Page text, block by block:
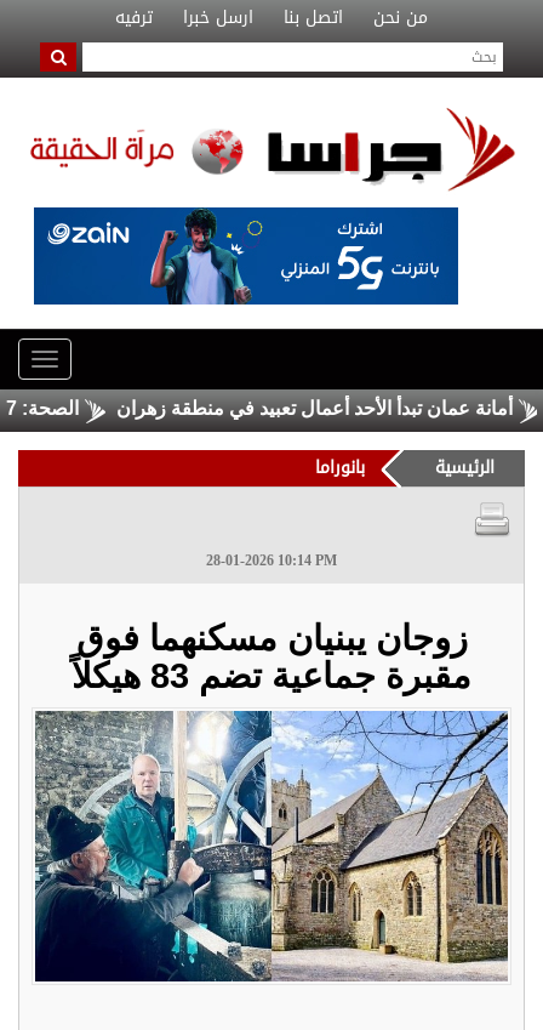
من نحن اتصل بنا ارسل خبرا ترفيه
عمان تبدأ الأحد أعمال تعبيد في منطقة زهران الصحة: 1257 شهيدا بغزة منذ وقف النار
الرئيسية بانوراما
28-01-2026 10:14 PM
زوجان يبنيان مسكنهما فوق
مقبرة جماعية تضم 83 هيكلاً